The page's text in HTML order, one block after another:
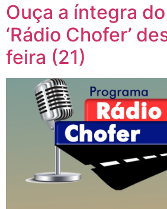
Ouça a íntegra
‘Rádio Chofer’
feira (21)